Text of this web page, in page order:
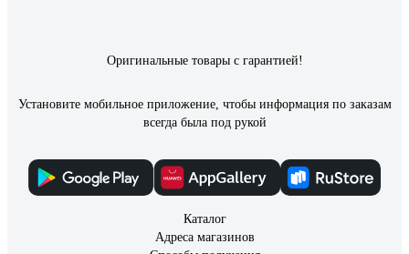
Оригинальные товары с гарантией!
Установите мобильное приложение, чтобы информация по заказам
всегда была под рукой
Каталог
Адреса магазинов